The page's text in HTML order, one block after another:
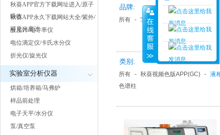
秋葵APP官方下载网址进入/原子
吸收
秋葵APP永久下载网站大全/紫外/
可见光度计
酸度计/电导率仪
电位滴定仪/卡氏水分仪
折光仪/旋光仪
实验室分析仪器
烘箱/培养箱/马弗炉
样品前处理
电子天平/水分仪
泵/真空泵
品牌:
所有 - 宝德仪器
类别:
所有 - 秋葵视频色版APP(GC) - 液
色谱柱